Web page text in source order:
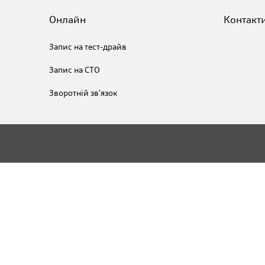
Онлайн
Запис на тест-драйв
Запис на СТО
Зворотній зв'язок